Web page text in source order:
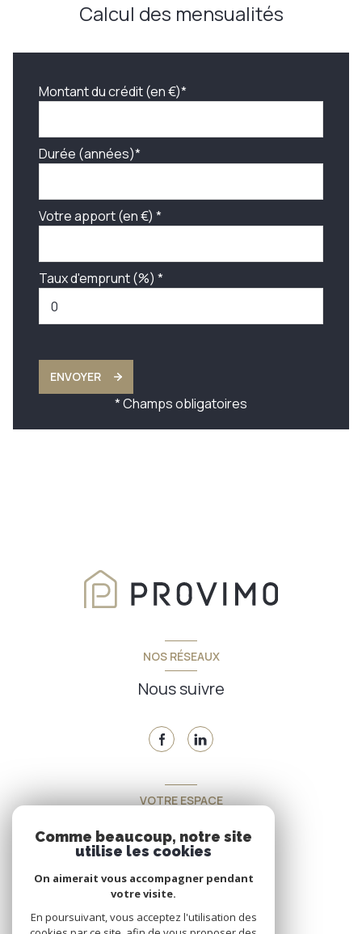
Calcul des mensualités
Montant du crédit (en €)*
Durée (années)*
Votre apport (en €) *
Taux d'emprunt (%) *
ENVOYER
* Champs obligatoires
NOS RÉSEAUX
Nous suivre
VOTRE ESPACE
Espace propriétaire
SE CONNECTER
Comme beaucoup, notre site
utilise les cookies
On aimerait vous accompagner pendant
votre visite.
En poursuivant, vous acceptez l'utilisation des